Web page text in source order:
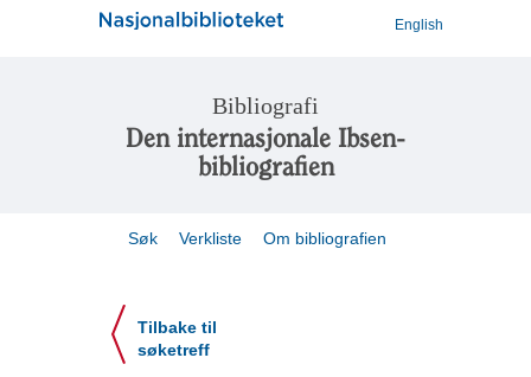
English
Bibliografi
Den internasjonale Ibsen-
bibliografien
Søk Verkliste Om bibliografien
Tilbake til
søketreff